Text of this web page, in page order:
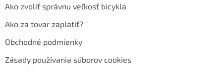
Ako zvoliť správnu veľkosť bicykla
Ako za tovar zaplatiť?
Obchodné podmienky
Zásady používania súborov cookies